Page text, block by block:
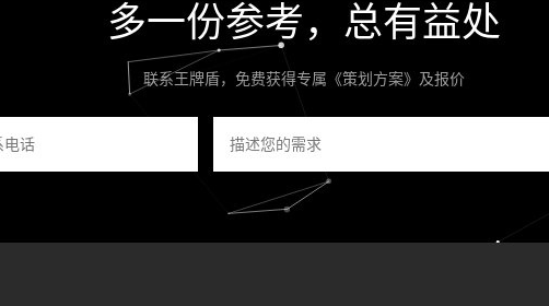
多一份参考，总有益处
联系王牌盾，免费获得专属《策划方案》及报价